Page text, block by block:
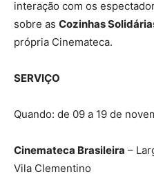
interação com os
sobre as Cozinhas
própria Cinemateca.
SERVIÇO
Quando: de 09 a 19 de
Cinemateca Brasileira –
Vila Clementino